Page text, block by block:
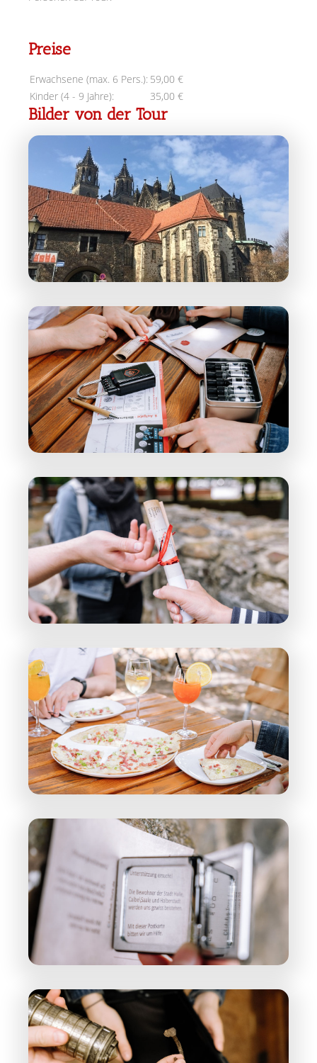
Preise
Erwachsene (max. 6 Pers.): 59,00 €
Kinder (4 - 9 Jahre):
35,00 €
Bilder von der Tour